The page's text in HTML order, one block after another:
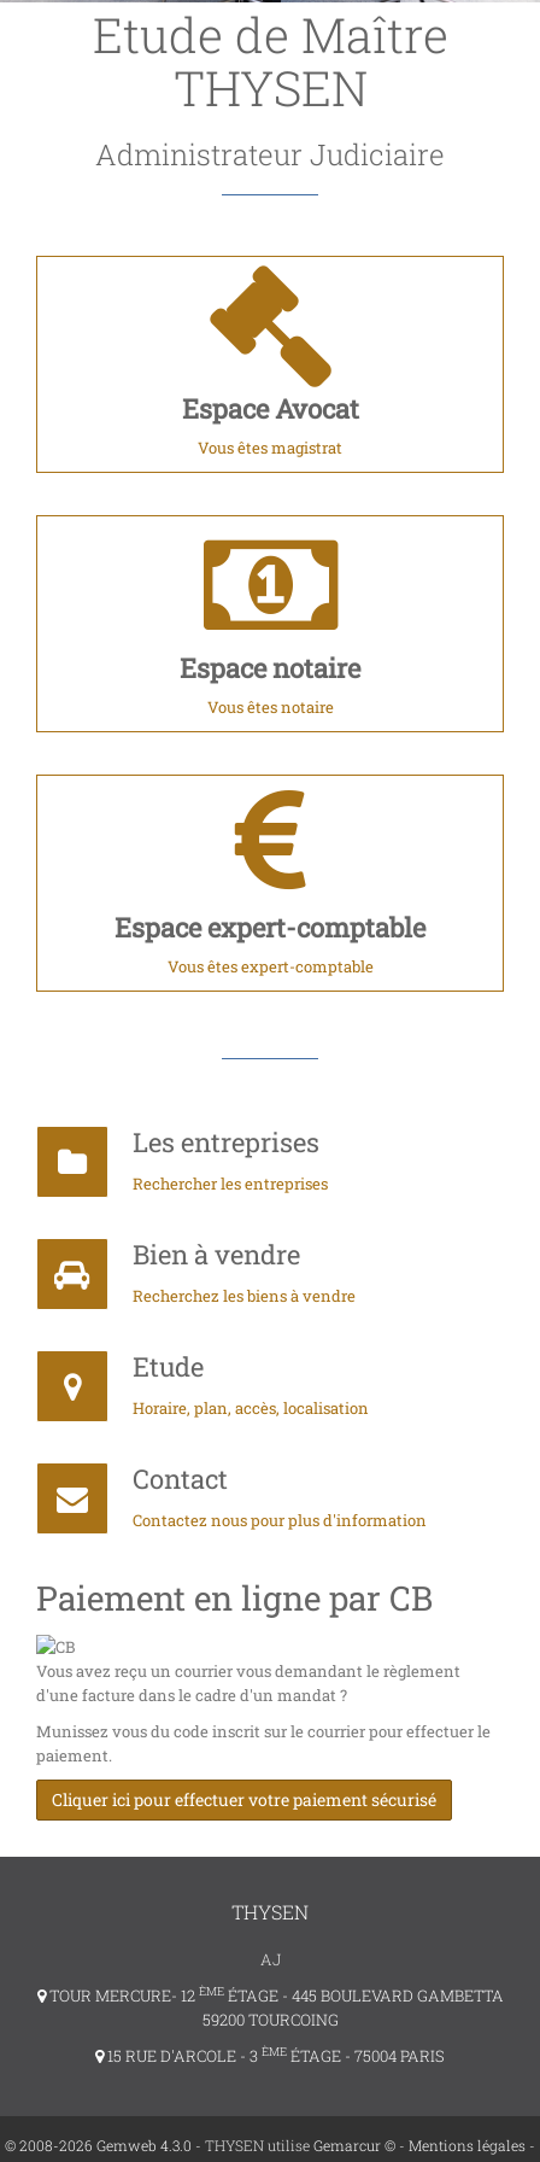
Etude de Maître
THYSEN
Administrateur Judiciaire
Espace Avocat
Vous êtes magistrat
Espace notaire
Vous êtes notaire
Espace expert-comptable
Vous êtes expert-comptable
Les entreprises
Rechercher les entreprises
Bien à vendre
Recherchez les biens à vendre
Etude
Horaire, plan, accès, localisation
Contact
Contactez nous pour plus d'information
Paiement en ligne par CB
Vous avez reçu un courrier vous demandant le règlement
d'une facture dans le cadre d'un mandat ?
Munissez vous du code inscrit sur le courrier pour effectuer le
paiement.
Cliquer ici pour effectuer votre paiement sécurisé
THYSEN
AJ
TOUR MERCURE- 12 ÈMEÉTAGE - 445 BOULEVARD GAMBETTA
59200 TOURCOING
15 RUE D'ARCOLE - 3 ÈME ÉTAGE - 75004 PARIS
© 2008-2026 Gemweb 4.3.0 - THYSEN utiliseGemarcur © - Mentions légales -